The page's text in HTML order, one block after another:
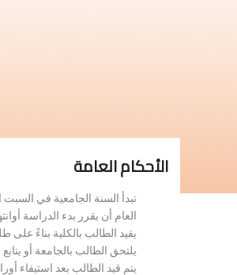
الأحكام العامة
تبدأ السنة الجامعية في
العام أن يقرر بدء الدراسة
يقيد الطالب بالكلية بناءً
يلتحق الطالب بالجامعة أو
يتم قيد الطالب بعد استيفاء